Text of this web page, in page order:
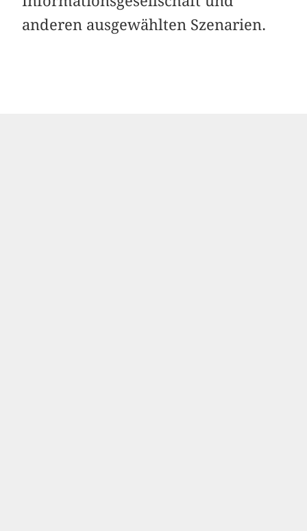
anderen ausgewählten Szenarien.